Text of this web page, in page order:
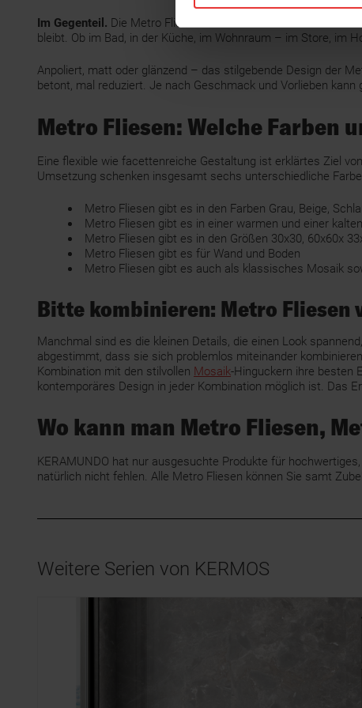
Im Gegenteil. Die Metro Fliese von KERMOS ist Ausdruck
bleibt. Ob im Bad, in der Küche, im Wohnraum – im Store, im
Anpoliert, matt oder glänzend – das stilgebende Design der
betont, mal reduziert. Je nach Geschmack und Vorlieben
Metro Fliesen: Welche Farben
Eine flexible wie facettenreiche Gestaltung ist erklärtes Ziel
Umsetzung schenken insgesamt sechs unterschiedliche
Metro Fliesen gibt es in den Farben Grau, Beige,
Metro Fliesen gibt es in einer warmen und einer
Metro Fliesen gibt es in den Größen 30x30, 60x60x
Metro Fliesen gibt es für Wand und Boden
Metro Fliesen gibt es auch als klassisches Mosaik
Bitte kombinieren: Metro Fliesen
Manchmal sind es die kleinen Details, die einen Look
abgestimmt, dass sie sich problemlos miteinander
Kombination mit den stilvollen Mosaik-Hinguckern ihre besten
kontemporäres Design in jeder Kombination möglich ist. Das
Wo kann man Metro Fliesen,
KERAMUNDO hat nur ausgesuchte Produkte für
natürlich nicht fehlen. Alle Metro Fliesen können Sie samt
Weitere Serien von KERMOS